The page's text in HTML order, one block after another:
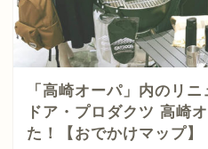
「高崎オーパ」内のリ
ドア・プロダクツ 高崎
た！【おでかけマップ】